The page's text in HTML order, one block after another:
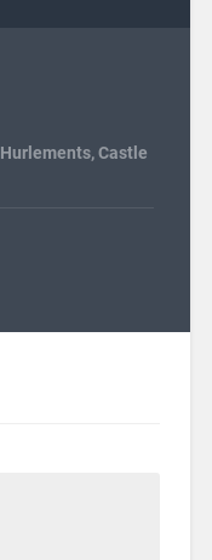
Hurlements,Castle